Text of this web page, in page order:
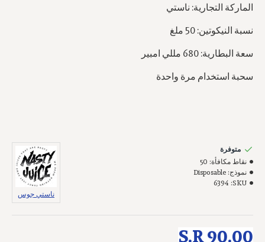
الماركة التجارية: ناستي
نسبة النيكوتين: 50 ملغ
سعة البطارية: 680 مللي امبير
سحبة استخدام مرة واحدة
S.R 90.00
متوفرة
نقاط مكافأة: 50
نموذج: Disposable
SKU:
6394
ناستي جوس